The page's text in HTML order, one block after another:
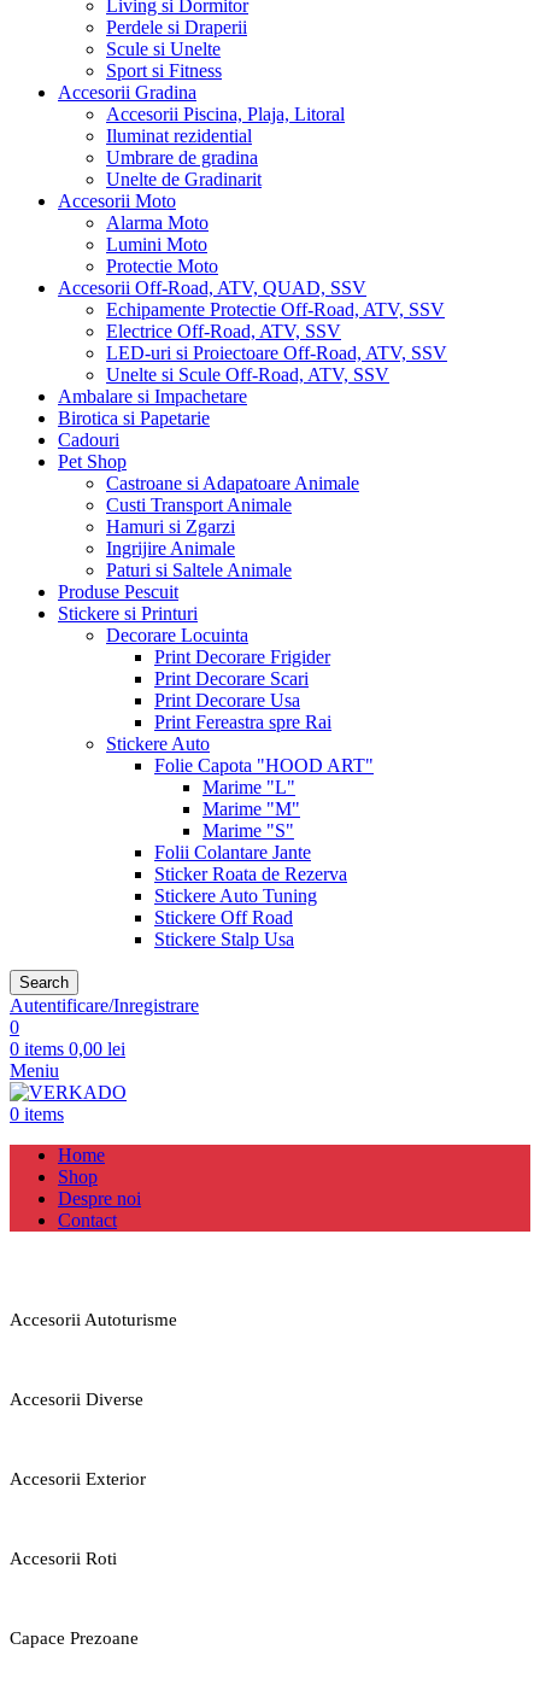
Living si Dormitor
Perdele si Draperii
Scule si Unelte
Sport si Fitness
Accesorii Gradina
Accesorii Piscina, Plaja, Litoral
Iluminat rezidential
Umbrare de gradina
Unelte de Gradinarit
Accesorii Moto
Alarma Moto
Lumini Moto
Protectie Moto
Accesorii Off-Road, ATV, QUAD, SSV
Echipamente Protectie Off-Road, ATV, SSV
Electrice Off-Road, ATV, SSV
LED-uri si Proiectoare Off-Road, ATV, SSV
Unelte si Scule Off-Road, ATV, SSV
Ambalare si Impachetare
Birotica si Papetarie
Cadouri
Pet Shop
Castroane si Adapatoare Animale
Custi Transport Animale
Hamuri si Zgarzi
Ingrijire Animale
Paturi si Saltele Animale
Produse Pescuit
Stickere si Printuri
Decorare Locuinta
Print Decorare Frigider
Print Decorare Scari
Print Decorare Usa
Print Fereastra spre Rai
Stickere Auto
Folie Capota "HOOD ART"
Marime "L"
Marime "M"
Marime "S"
Folii Colantare Jante
Sticker Roata de Rezerva
Stickere Auto Tuning
Stickere Off Road
Stickere Stalp Usa
Search
Autentificare/Inregistrare
0
0 items 0,00 lei
Meniu
0 items
Home
Shop
Despre noi
Contact
Accesorii Autoturisme
Accesorii Diverse
Accesorii Exterior
Accesorii Roti
Capace Prezoane